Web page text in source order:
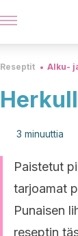
Reseptit Alku-
3 minuuttia
Paistetut
tarjoamat
Punaisen
reseptin